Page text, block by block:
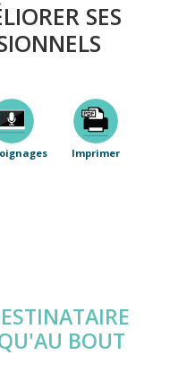
SES
Imprimer
BOUT